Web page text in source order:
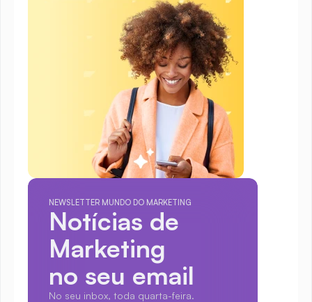
NEWSLETTER MUNDO DO MARKETING
Notícias de
Marketing
no seu email
No seu inbox, toda quarta-feira.